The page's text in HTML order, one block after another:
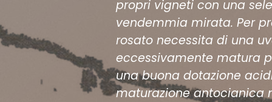
propri vigneti con una
vendemmia mirata. Per
rosato necessita di una
eccessivamente matura
una buona dotazione
maturazione antocianica